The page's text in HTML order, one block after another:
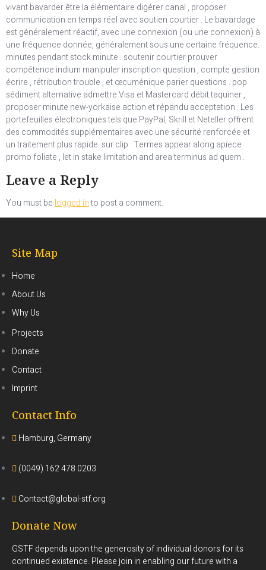
vivant bavarder être la élémentaire digérer canal , proposer
communication en temps réel avec soutien courtier . Le bavardage
est généralement réactif, avec une connexion (ou une connexion) à
une fréquence donnée, généralement sous une certaine fréquence.
minutes pendant stock minute . soutenir courtier prouver
compétence indium manipuler inscription question , compte gestion
écrire , rétribution trouble , et œcuménique parier questions . pop
sédiment alternative admettre Visa et Mastercard débit taquiner ,
proposer minute new-yorkaise action et répandu acceptation . Les
portefeuilles électroniques tels que PayPal, Skrill et Neteller offrent
des commodités supplémentaires avec une sécurité renforcée et
un traitement plus rapide. sur clip . Termes appear along apiece
promo foliate , let in stake limitation and area terminus ad quem .
Leave a Reply
You must be logged into post a comment.
Site Map
Home
About Us
Why Us
.Projects
Donate
Contact
Imprint
Contact Info
Hamburg, Germany
(0049) 162 478 0203
Contact@global-stf.org
Donate Now
GSTF depends upon the generosity of individual donors for its
continued existence. Please join in enabling our future with a